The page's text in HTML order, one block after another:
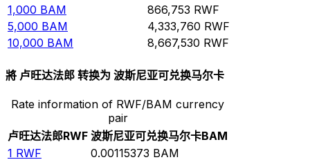
1,000 BAM 866,753 RWF
5,000 BAM 4,333,760 RWF
10,000 BAM 8,667,530 RWF
將 卢旺达法郎 转换为 波斯尼亚可兑换马尔卡
Rate information of RWF/BAM currency
pair
卢旺达法郎RWF 波斯尼亚可兑换马尔卡BAM
1 RWF 0.00115373 BAM